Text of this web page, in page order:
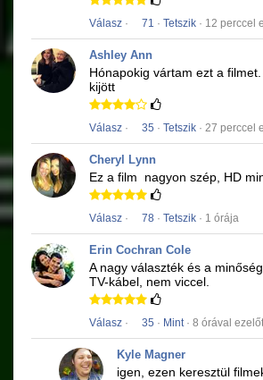
Válasz · 71 · Tetszik · 12 perccel
Ashley Ann
Hónapokig vártam ezt a filmet.
kijött
Válasz · 35 · Tetszik · 27 perccel
Cheryl Lynn
Ez a film nagyon szép, HD
Válasz · 78 · Tetszik · 1 órája
Erin Cochran Cole
A nagy választék és a
TV-kábel, nem viccel.
Válasz · 35 · Mint· 8 órával
Kyle Magner
igen, ezen keresztül